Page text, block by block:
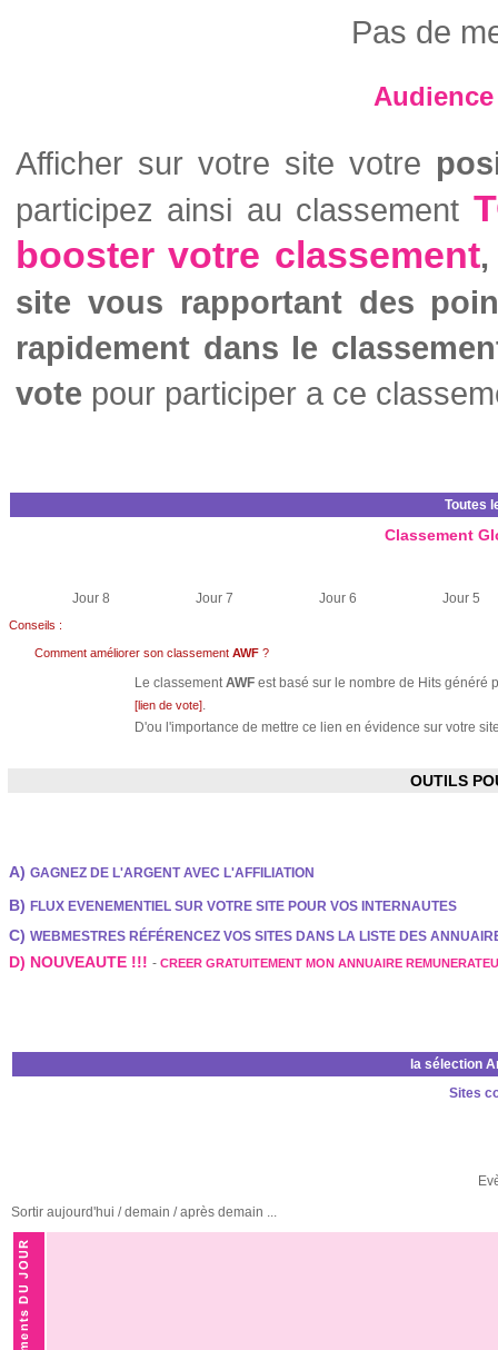
Pas de
Afficher sur votre site votre
participez ainsi au classement
booster votre classement,
site vous rapportant des
rapidement dans le
vote pour participer a ce
Toutes
Classement
Jour 8 Jour 7 Jour 6 Jour 5
Conseils :
Comment améliorer son classement AWF ?
Le classementAWF est basé sur le nombre de Hits généré
[lien de vote].
D'ou l'importance de mettre ce lien en évidence sur votre
OUTILS
A) GAGNEZ DE L'ARGENT AVEC L'AFFILIATION
B) FLUX EVENEMENTIEL SUR VOTRE SITE POUR VOS INTERNAUTES
C) WEBMESTRES RÉFÉRENCEZ VOS SITES DANS LA LISTE DES
D) NOUVEAUTE !!! - CREER GRATUITEMENT MON ANNUAIRE
la sélection
Sites
Sortir aujourd'hui / demain / après demain ...